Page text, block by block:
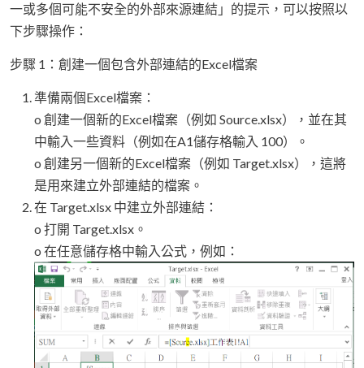
一或多個可能不安全的外部來源連結」的提示，可以按照以
下步驟操作：
步驟 1：創建一個包含外部連結的Excel檔案
準備兩個Excel檔案：
o 創建一個新的Excel檔案（例如 Source.xlsx），並在其
中輸入一些資料（例如在A1儲存格輸入 100）。
o 創建另一個新的Excel檔案（例如 Target.xlsx），這將
是用來建立外部連結的檔案。
在 Target.xlsx 中建立外部連結：
o 打開 Target.xlsx。
o 在任意儲存格中輸入公式，例如：